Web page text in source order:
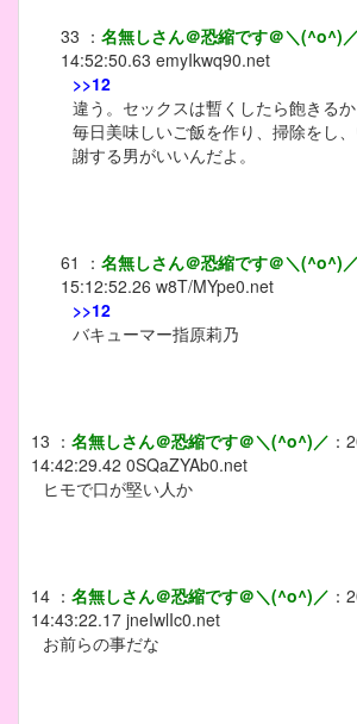
33 ： 名無しさん＠恐縮です＠＼(^o^)／
14:52:50.63 emyIkwq90.net
>>12
違う。セックスは暫くしたら飽きるか
毎日美味しいご飯を作り、掃除をし
謝する男がいいんだよ。
61 ： 名無しさん＠恐縮です＠＼(^o^)／
15:12:52.26 w8T/MYpe0.net
>>12
バキューマー指原莉乃
13 ： 名無しさん＠恐縮です＠＼(^o^)／ ：
14:42:29.42 0SQaZYAb0.net
ヒモで口が堅い人か
14 ： 名無しさん＠恐縮です＠＼(^o^)／ ：
14:43:22.17 jneIwlIc0.net
お前らの事だな